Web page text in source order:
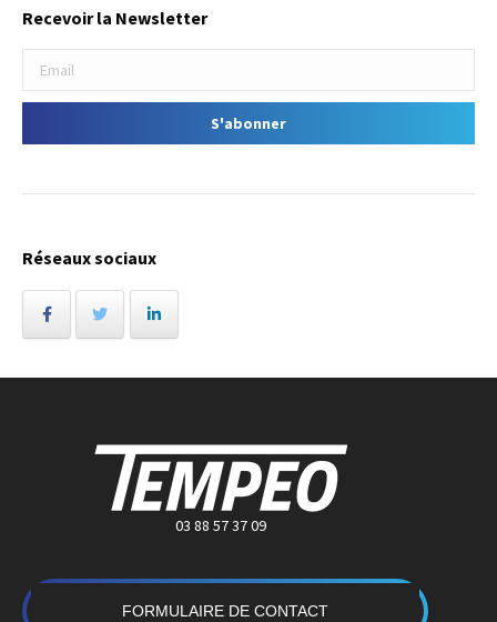
Recevoir la Newsletter
Réseaux sociaux
03 88 57 37 09
FORMULAIRE DE CONTACT